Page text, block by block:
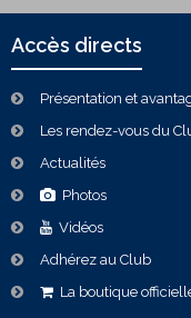
Accès directs
Présentation et
Les rendez-vous du
Actualités
Photos
Vidéos
Adhérez au Club
La boutique